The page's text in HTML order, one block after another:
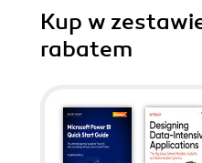
Kup w
rabatem